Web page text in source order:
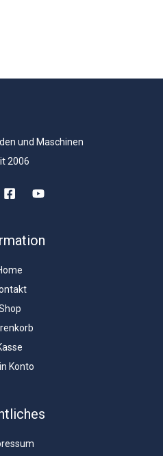
und Maschinen
2006
Konto